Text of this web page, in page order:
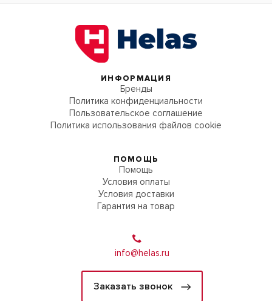
ИНФОРМАЦИЯ
Бренды
Политика конфиденциальности
Пользовательское соглашение
Политика использования файлов cookie
ПОМОЩЬ
Помощь
Условия оплаты
Условия доставки
Гарантия на товар
info@helas.ru
Заказать звонок